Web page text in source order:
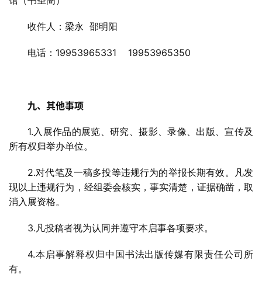
收件人：梁永 邵明阳
电话： 19953965331 19953965350
九、其他事项
1. 入展作品的展览、研究、摄影、录像、出版、宣传及
所有权归举办单位。
2.对代笔及一稿多投等违规行为的举报长期有效。凡发
现以上违规行为，经组委会核实，事实清楚，证据确凿，取
消入展资格。
3. 凡投稿者视为认同并遵守本启事各项要求。
4.本启事解释权归中国书法出版传媒有限责任公司所
有。